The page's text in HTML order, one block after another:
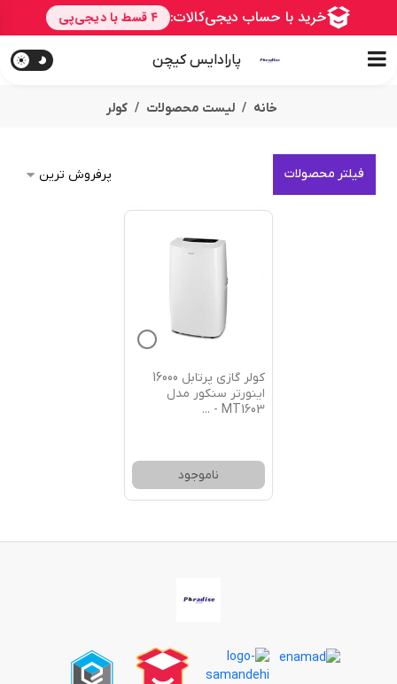
پارادایس کیچن
خانه لیست محصولات کولر
فیلتر محصولات
کولر گازی پرتابل 16000
اینورتر سنکور مدل
MT1603 -
...
ناموجود